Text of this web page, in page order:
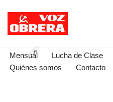
Saltar
contenido
Mensual Lucha de Clase
Quiénes somos
Contacto